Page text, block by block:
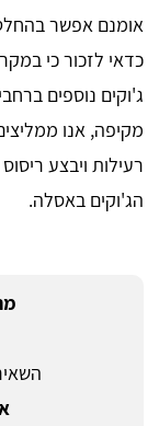
אומנם אפשר
כדאי לזכור כי
ג'וקים נוספים
מקיפה, אנו
רעילות ויבצע
הג'וקים באסלה.